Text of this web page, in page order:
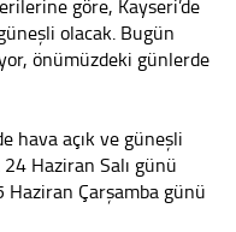
göre, Kayseri’de
olacak. Bugün
önümüzdeki günlerde
hava açık ve güneşli
Haziran Salı günü
Haziran Çarşamba günü